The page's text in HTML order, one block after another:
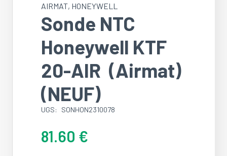
AIRMAT, HONEYWELL
Sonde NTC
Honeywell KTF
20-AIR (Airmat)
(NEUF)
UGS: SONHON2310078
81.60 €